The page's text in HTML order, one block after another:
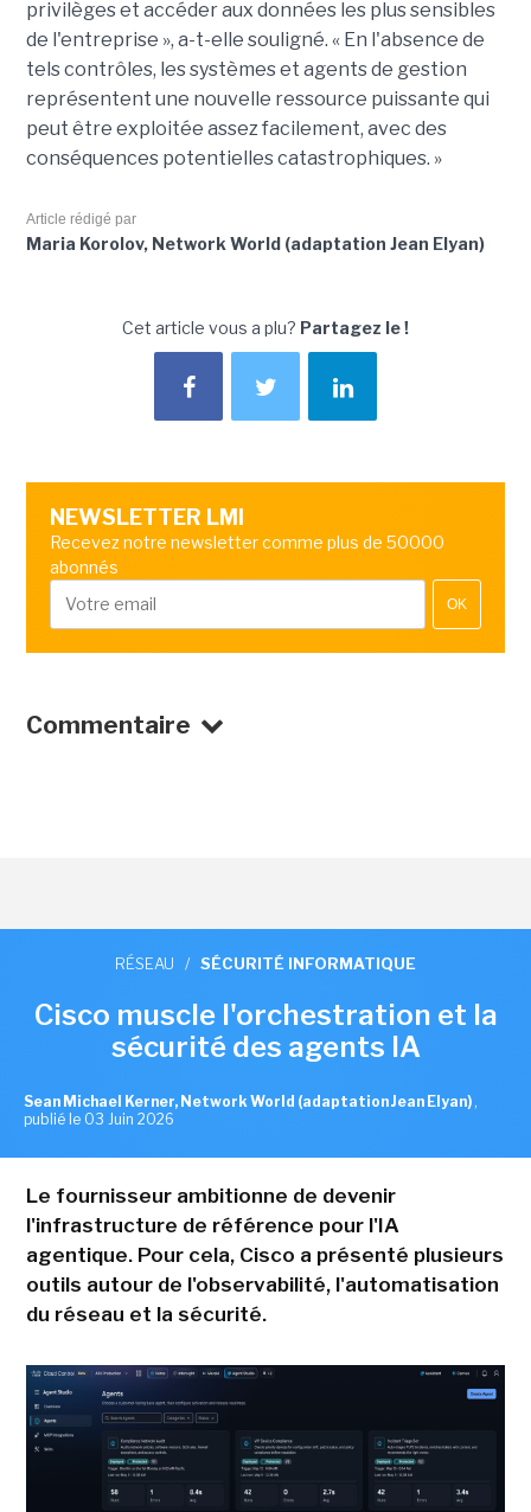
privilèges et accéder aux données les plus sensibles
de l'entreprise », a-t-elle souligné. « En l'absence de
tels contrôles, les systèmes et agents de gestion
représentent une nouvelle ressource puissante qui
peut être exploitée assez facilement, avec des
conséquences potentielles catastrophiques. »
Article rédigé par
Maria Korolov, Network World (adaptation Jean Elyan)
Cet article vous a plu? Partagez le !
NEWSLETTER LMI
Recevez notre newsletter comme plus de 50000
abonnés
OK
Commentaire
RÉSEAU / SÉCURITÉ INFORMATIQUE
Cisco muscle l'orchestration et la
sécurité des agents IA
Sean Michael Kerner, Network World (adaptation Jean Elyan) ,
publié le 03 Juin 2026
Le fournisseur ambitionne de devenir
l'infrastructure de référence pour l'IA
agentique. Pour cela, Cisco a présenté plusieurs
outils autour de l'observabilité, l'automatisation
du réseau et la sécurité.